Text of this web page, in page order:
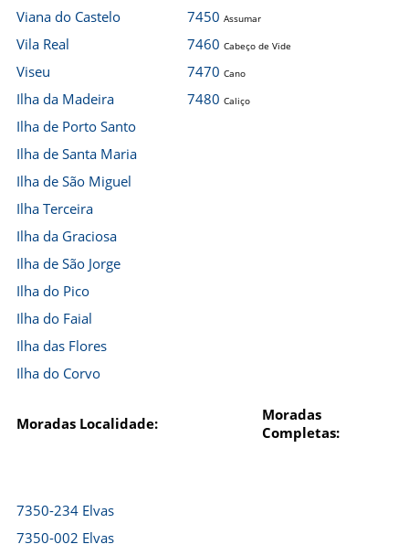
Viana do Castelo
Vila Real
Viseu
Ilha da Madeira
Ilha de Porto Santo
Ilha de Santa Maria
Ilha de São Miguel
Ilha Terceira
Ilha da Graciosa
Ilha de São Jorge
Ilha do Pico
Ilha do Faial
Ilha das Flores
Ilha do Corvo
7450 Assumar
7460 Cabeço de Vide
7470 Cano
7480 Caliço
Moradas Localidade:
Moradas
Completas:
7350-234 Elvas
7350-002 Elvas